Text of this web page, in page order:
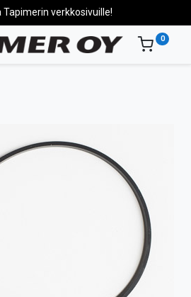
Tapimerin verkkosivuille!
0